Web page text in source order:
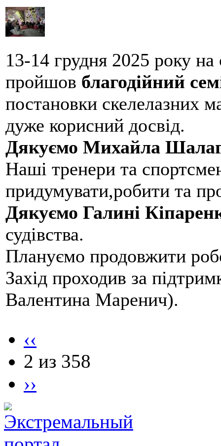
13-14 грудня 2025 року
пройшов благодійний
постановки скелелазних
дуже корисний досвід.
Дякуємо Михайла
Наші тренери та
придумувати,робити та
Дякуємо Галині
судівства.
Плануємо продовжити
Захід проходив за
Валентина Маренич).
‹‹
2 из 358
››